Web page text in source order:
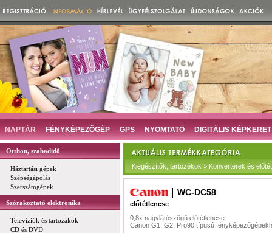
NAPTÁR FÉNYKÉPEZŐGÉP GPS NYOMTATÓ DIGITÁLIS KÉPKERET
Otthon, szabadidő
Háztartási gépek
Szépségápolás
Szerszámgépek
Szórakoztató elektronika
Televíziók és tartozákok
CD és DVD
Kiegészítők, tartozékok » Konverterek és
WC-DC58
előtétlencse
0,8x nagylátószögű előtétlencse
Canon G1, G2, Pro90 típusú